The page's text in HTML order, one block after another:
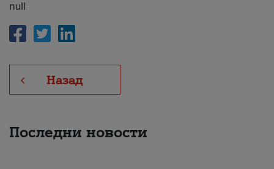
#ПодобарОнлајн
null
Назад
Последни новости